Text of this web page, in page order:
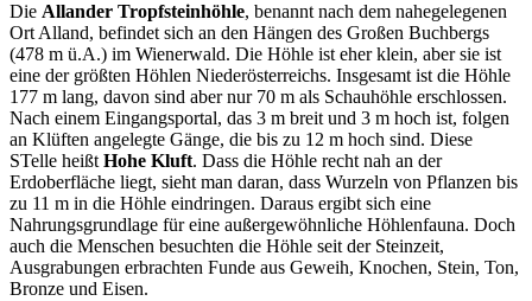
Die Allander Tropfsteinhöhle, benannt nach dem nahegelegenen
Ort Alland, befindet sich an den Hängen des Großen Buchbergs
(478 m ü.A.) im Wienerwald. Die Höhle ist eher klein, aber sie ist
eine der größten Höhlen Niederösterreichs. Insgesamt ist die Höhle
177 m lang, davon sind aber nur 70 m als Schauhöhle erschlossen.
Nach einem Eingangsportal, das 3 m breit und 3 m hoch ist, folgen
an Klüften angelegte Gänge, die bis zu 12 m hoch sind. Diese
STelle heißt Hohe Kluft. Dass die Höhle recht nah an der
Erdoberfläche liegt, sieht man daran, dass Wurzeln von Pflanzen bis
zu 11 m in die Höhle eindringen. Daraus ergibt sich eine
Nahrungsgrundlage für eine außergewöhnliche Höhlenfauna. Doch
auch die Menschen besuchten die Höhle seit der Steinzeit,
Ausgrabungen erbrachten Funde aus Geweih, Knochen, Stein, Ton,
Bronze und Eisen.